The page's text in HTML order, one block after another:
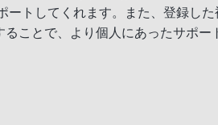
ートしてくれます。また、登録し
ることで、より個人にあったサポー